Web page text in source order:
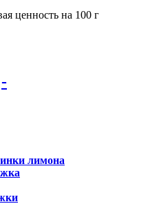
ценность на 100 г
-
лимона